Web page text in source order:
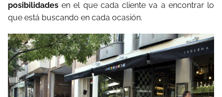
posibilidades en el que cada cliente va a encontrar lo
que está buscando en cada ocasión.